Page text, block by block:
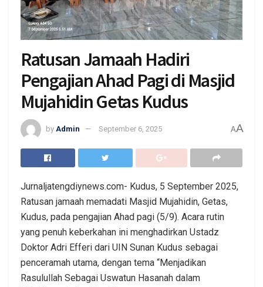
Ratusan Jamaah Hadiri
Pengajian Ahad Pagi di Masjid
Mujahidin Getas Kudus
by Admin September 6, 2025 AA
Jurnaljatengdiynews.com- Kudus, 5 September 2025,
Ratusan jamaah memadati Masjid Mujahidin, Getas,
Kudus, pada pengajian Ahad pagi (5/9). Acara rutin
yang penuh keberkahan ini menghadirkan Ustadz
Doktor Adri Efferi dari UIN Sunan Kudus sebagai
penceramah utama, dengan tema “Menjadikan
Rasulullah Sebagai Uswatun Hasanah dalam